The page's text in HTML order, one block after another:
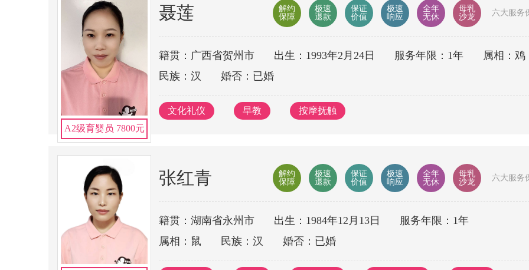
A2级育婴员 7800元
聂莲
解约
保障
极速
退款
保证
价值
极速
响应
全年
无休
母乳
沙龙
六大服务
籍贯：广西省贺州市 出生：1993年2月24日 服务年限：1年
属相：鸡
民族：汉
婚否：已婚
文化礼仪 早教 按摩抚触
张红青
解约
保障
极速
退款
保证
价值
极速
响应
全年
无休
母乳
沙龙
六大服务
籍贯：湖南省永州市 出生：1984年12月13日
服务年限：1年
属相：鼠
民族：汉 婚否：已婚